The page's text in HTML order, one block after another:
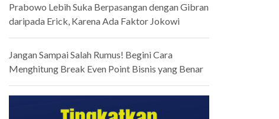
Prabowo Lebih Suka Berpasangan dengan Gibran
daripada Erick, Karena Ada Faktor Jokowi
Jangan Sampai Salah Rumus! Begini Cara
Menghitung Break Even Point Bisnis yang Benar